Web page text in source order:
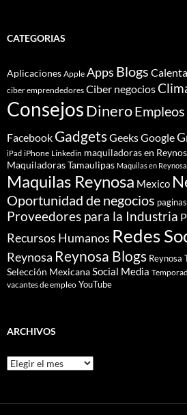
CATEGORIAS
Aplicaciones Apple Apps Blogs
ciber emprendedores Ciber negocios
ConsejosDineroEmpleos
Facebook GadgetsGeeksGoogle
iPad iPhone Linkedin maquiladoras en
Maquiladoras Tamaulipas Maquilas en Reynosa
Maquilas Reynosa Mexico
Oportunidad de negocios
Proveedores para la Industria
Recursos Humanos Redes
Reynosa Reynosa Blogs Reynosa
Selección MexicanaSocial Media
vacantes de empleo YouTube
ARCHIVOS
Archivos